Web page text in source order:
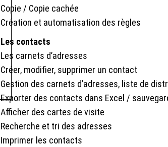
Copie / Copie cachée
Création et automatisation des règles
Les contacts
Les carnets d’adresses
Créer, modifier, supprimer un contact
Gestion des carnets d’adresses, liste de
Exporter des contacts dans Excel /
Afficher des cartes de visite
Recherche et tri des adresses
Imprimer les contacts